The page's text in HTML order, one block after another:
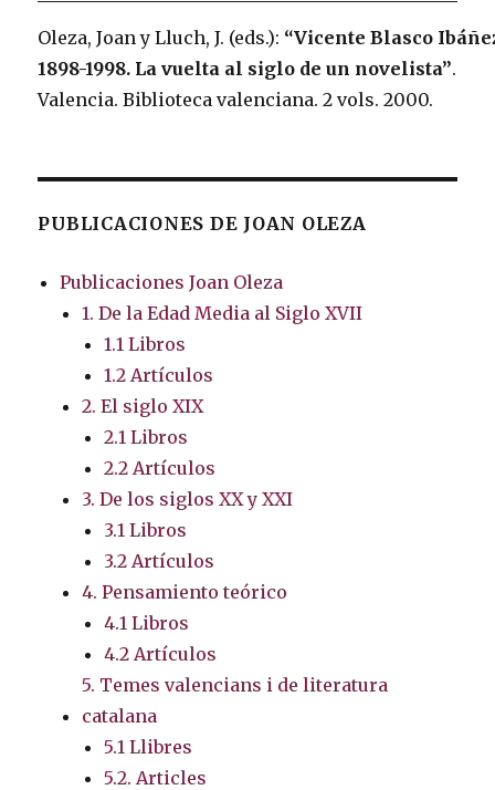
Oleza, Joan y Lluch, J. (eds.): “Vicente Blasco
1898-1998. La vuelta al siglo de un novelista”.
Valencia. Biblioteca valenciana. 2 vols. 2000.
PUBLICACIONES DE JOAN OLEZA
Publicaciones Joan Oleza
1. De la Edad Media al Siglo XVII
1.1 Libros
1.2 Artículos
2. El siglo XIX
2.1 Libros
2.2 Artículos
3. De los siglos XX y XXI
3.1 Libros
3.2 Artículos
4. Pensamiento teórico
4.1 Libros
4.2 Artículos
5. Temes valencians i de literatura
catalana
5.1 Llibres
5.2. Articles